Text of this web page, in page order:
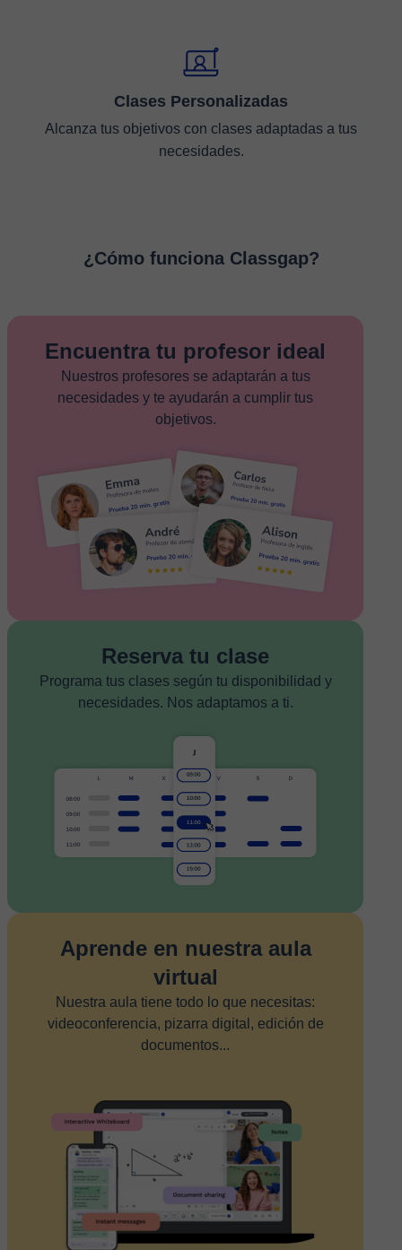
Clases Personalizadas
Alcanza tus objetivos con clases adaptadas a tus
necesidades.
¿Cómo funciona Classgap?
Encuentra tu profesor ideal
Nuestros profesores se adaptarán a tus
necesidades y te ayudarán a cumplir tus
objetivos.
Reserva tu clase
Programa tus clases según tu disponibilidad y
necesidades. Nos adaptamos a ti.
Aprende en nuestra aula
virtual
Nuestra aula tiene todo lo que necesitas:
videoconferencia, pizarra digital, edición de
documentos...